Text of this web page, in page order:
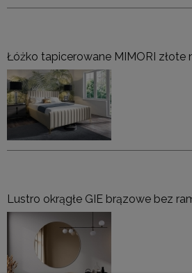
Łóżko tapicerowane MIMORI złote
Lustro okrągłe GIE brązowe bez